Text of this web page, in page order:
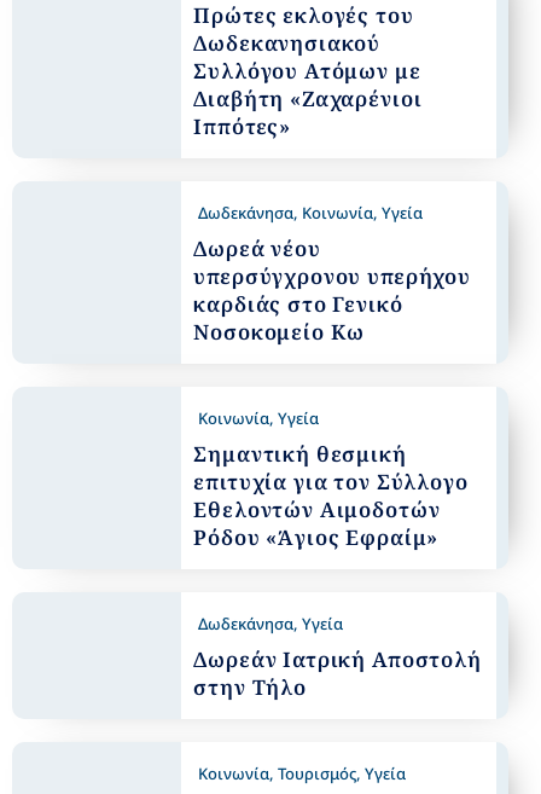
Πρώτες εκλογές του
Δωδεκανησιακού
Συλλόγου Ατόμων με
Διαβήτη «Ζαχαρένιοι
Ιππότες»
Δωδεκάνησα, Κοινωνία,Υγεία
Δωρεά νέου
υπερσύγχρονου υπερήχου
καρδιάς στο Γενικό
Νοσοκομείο Κω
Κοινωνία,Υγεία
Σημαντική θεσμική
επιτυχία για τον Σύλλογο
Εθελοντών Αιμοδοτών
Ρόδου «Άγιος Εφραίμ»
Δωδεκάνησα,Υγεία
Δωρεάν Ιατρική Αποστολή
στην Τήλο
Κοινωνία,Τουρισμός,Υγεία